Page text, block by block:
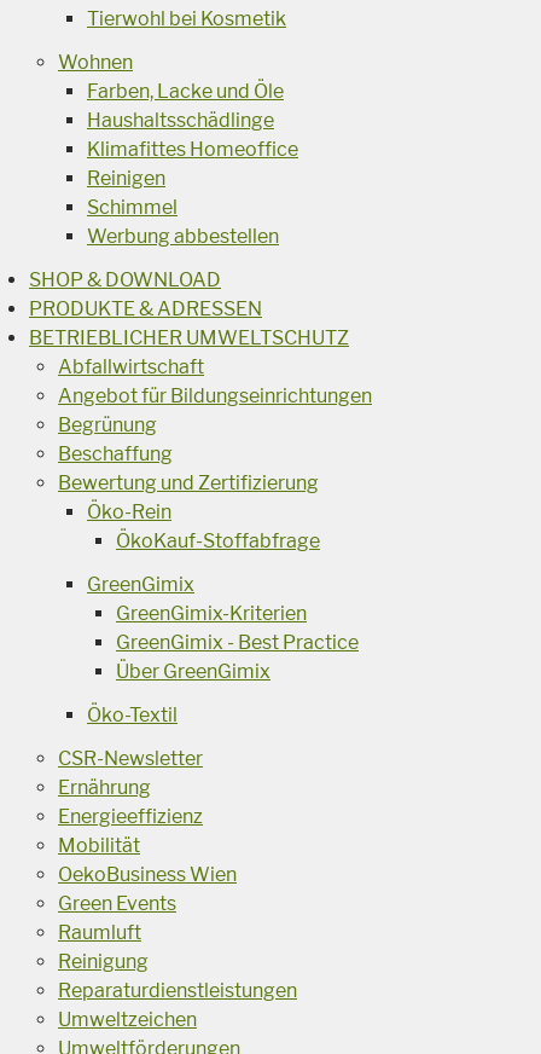
Tierwohl bei Kosmetik
Wohnen
Farben, Lacke und Öle
Haushaltsschädlinge
Klimafittes Homeoffice
Reinigen
Schimmel
Werbung abbestellen
SHOP & DOWNLOAD
PRODUKTE & ADRESSEN
BETRIEBLICHER UMWELTSCHUTZ
Abfallwirtschaft
Angebot für Bildungseinrichtungen
Begrünung
Beschaffung
Bewertung und Zertifizierung
Öko-Rein
ÖkoKauf-Stoffabfrage
GreenGimix
GreenGimix-Kriterien
GreenGimix - Best Practice
Über GreenGimix
Öko-Textil
CSR-Newsletter
Ernährung
Energieeffizienz
Mobilität
OekoBusiness Wien
Green Events
Raumluft
Reinigung
Reparaturdienstleistungen
Umweltzeichen
Umweltförderungen